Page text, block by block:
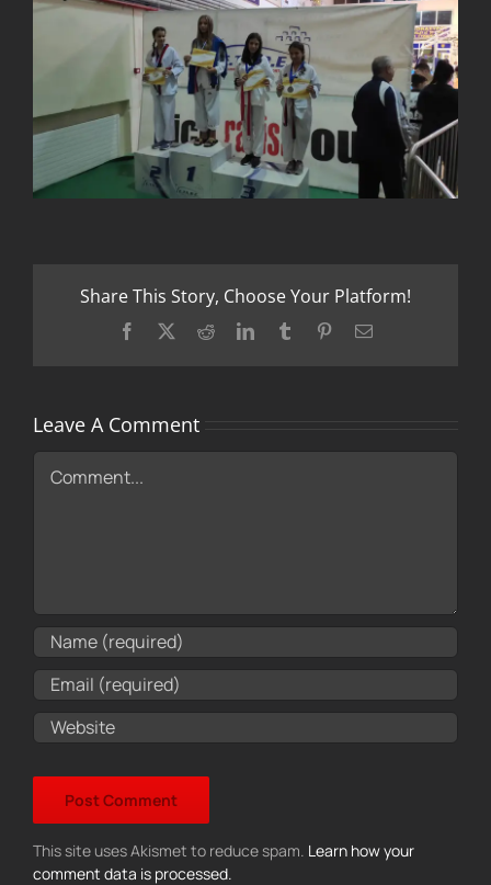
Share This Story, Choose Your Platform!
Facebook RedditLinkedInTumblr PinterestEmail
Leave A Comment
Comment
This site uses Akismet to reduce spam. Learn how your
comment data is processed.